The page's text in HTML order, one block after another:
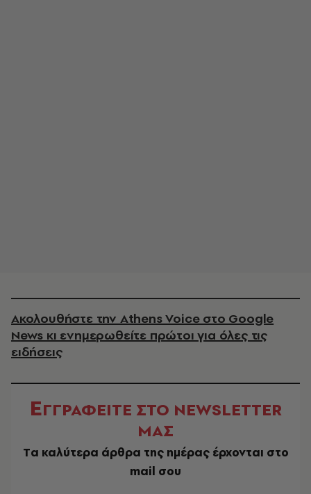
Ακολουθήστε την Athens Voice στο Google
News κι ενημερωθείτε πρώτοι για όλες τις
ειδήσεις
ΕΓΓΡΑΦΕΙΤΕ ΣΤΟ NEWSLETTER
ΜΑΣ
Tα καλύτερα άρθρα της ημέρας έρχονται στο
mail σου